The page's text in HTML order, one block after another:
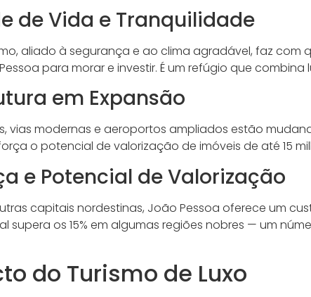
de Vida e Tranquilidade
aliado à segurança e ao clima agradável, faz com
para morar e investir. É um refúgio que combina
em Expansão
vias modernas e aeroportos ampliados estão
o potencial de valorização de imóveis de até 15
e Potencial de Valorização
capitais nordestinas, João Pessoa oferece um
supera os 15% em algumas regiões nobres — um
do Turismo de Luxo